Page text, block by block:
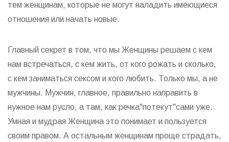
тем женщинам, которые не могут наладить имеющиеся
отношения или начать новые.
Главный секрет в том, что мы Женщины решаем с кем
нам встречаться, с кем жить, от кого рожать и сколько,
с кем заниматься сексом и кого любить. Только мы, а не
мужчины. Мужчин, главное, правильно направить в
нужное нам русло, а там, как речка"потекут"сами уже.
Умная и мудрая Женщина это понимает и пользуется
своим правом. А остальным женщинам проще страдать,